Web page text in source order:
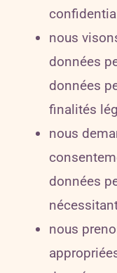
nous
données
données
finalités
nous
données
nous